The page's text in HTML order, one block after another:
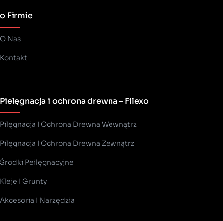
o Firmie
O Nas
Kontakt
Pielęgnacja i ochrona drewna – Filexo
Pilęgnacja I Ochrona Drewna Wewnątrz
Pilęgnacja I Ochrona Drewna Zewnątrz
Środki Peilęgnacyjne
Kleje I Grunty
Akcesoria I Narzędzia